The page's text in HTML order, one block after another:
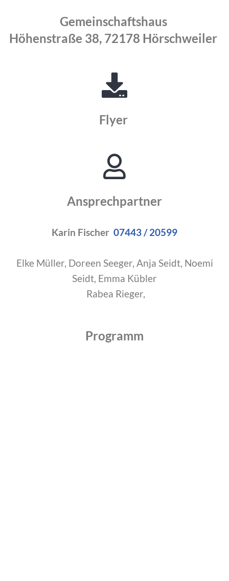
Gemeinschaftshaus
Höhenstraße 38, 72178 Hörschweiler
Flyer
Ansprechpartner
Karin Fischer 07443 / 20599
Elke Müller, Doreen Seeger, Anja Seidt, Noemi
Seidt, Emma Kübler
Rabea Rieger,
Programm